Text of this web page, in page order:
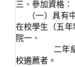
三、參加資格：
（一）具有
在校學生（五
院一、
二年級；
校遴薦者。